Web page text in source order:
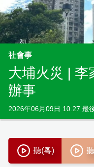
社會事
大埔火災 | 李
辦事
2026年06月09日 10:27 最